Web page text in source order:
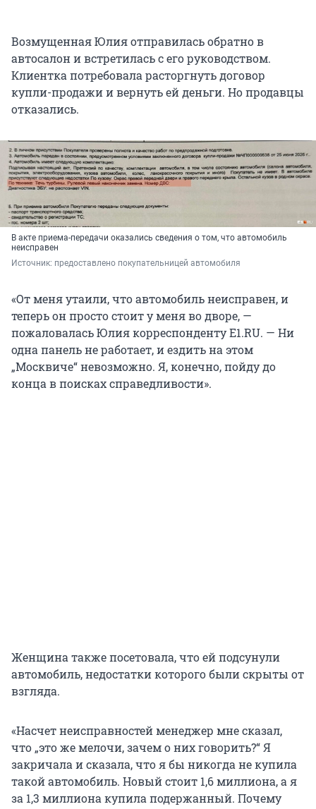
Возмущенная Юлия отправилась обратно в
автосалон и встретилась с его руководством.
Клиентка потребовала расторгнуть договор
купли-продажи и вернуть ей деньги. Но продавцы
отказались.
В акте приема-передачи оказались сведения о том, что автомобиль
неисправен
Источник: предоставлено покупательницей автомобиля
«От меня утаили, что автомобиль неисправен, и
теперь он просто стоит у меня во дворе, —
пожаловалась Юлия корреспонденту E1.RU. — Ни
одна панель не работает, и ездить на этом
„Москвиче“ невозможно. Я, конечно, пойду до
конца в поисках справедливости».
Женщина также посетовала, что ей подсунули
автомобиль, недостатки которого были скрыты от
взгляда.
«Насчет неисправностей менеджер мне сказал,
что „это же мелочи, зачем о них говорить?“ Я
закричала и сказала, что я бы никогда не купила
такой автомобиль. Новый стоит 1,6 миллиона, а я
за 1,3 миллиона купила подержанный. Почему